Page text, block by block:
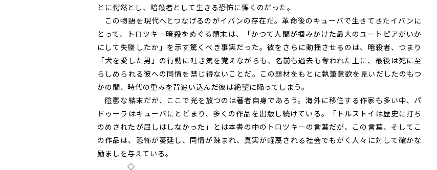
とに愕然とし、暗殺者として生きる恐怖に慄くのだった。
この物語を現代へとつなげるのがイバンの存在だ。革命後のキューバで生きてきたイバンに
とって、トロツキー暗殺をめぐる顛末は、「かつて人間が掴みかけた最大のユートピアがいか
にして失墜したか」を示す驚くべき事実だった。彼をさらに動揺させるのは、暗殺者、つまり
「犬を愛した男」の行動に吐き気を覚えながらも、名前も過去も奪われた上に、最後は死に至
らしめられる彼への同情を禁じ得ないことだ。この題材をもとに執筆意欲を見いだしたのもつ
かの間、時代の重みを背追い込んだ彼は絶望に陥ってしまう。
陰鬱な結末だが、ここで光を放つのは著者自身であろう。海外に移住する作家も多い中、パ
ドゥーラはキューバにとどまり、多くの作品を出版し続けている。「トルストイは歴史に打ち
のめされたが屈しはしなかった」とは本書の中のトロツキーの言葉だが、この言葉、そしてこ
の作品は、恐怖が蔓延し、同情が疎まれ、真実が軽蔑される社会でもがく人々に対して確かな
励ましを与えている。
◇